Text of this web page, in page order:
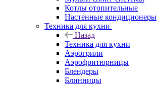
Котлы отопительные
Настенные кондиционеры
Техника для кухни
Назад
Техника для кухни
Аэрогрили
Аэрофритюрницы
Блендеры
Блинницы